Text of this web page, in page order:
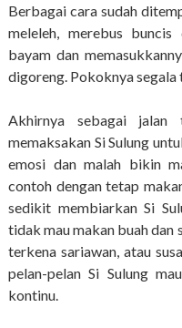
Berbagai cara sudah
meleleh, merebus
bayam dan
digoreng. Pokoknya
Akhirnya sebagai
memaksakan Si Sulung
emosi dan malah bikin
contoh dengan tetap
sedikit membiarkan Si
tidak mau makan buah
terkena sariawan, atau
pelan-pelan Si Sulung
kontinu.